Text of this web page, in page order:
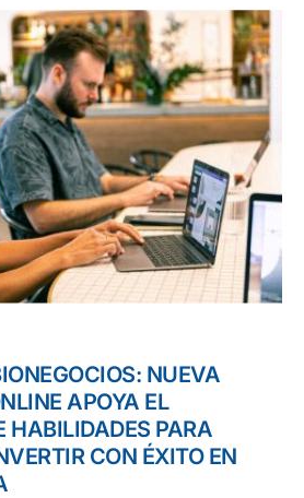
NUEVA
APOYA EL
HABILIDADES PARA
CON ÉXITO EN